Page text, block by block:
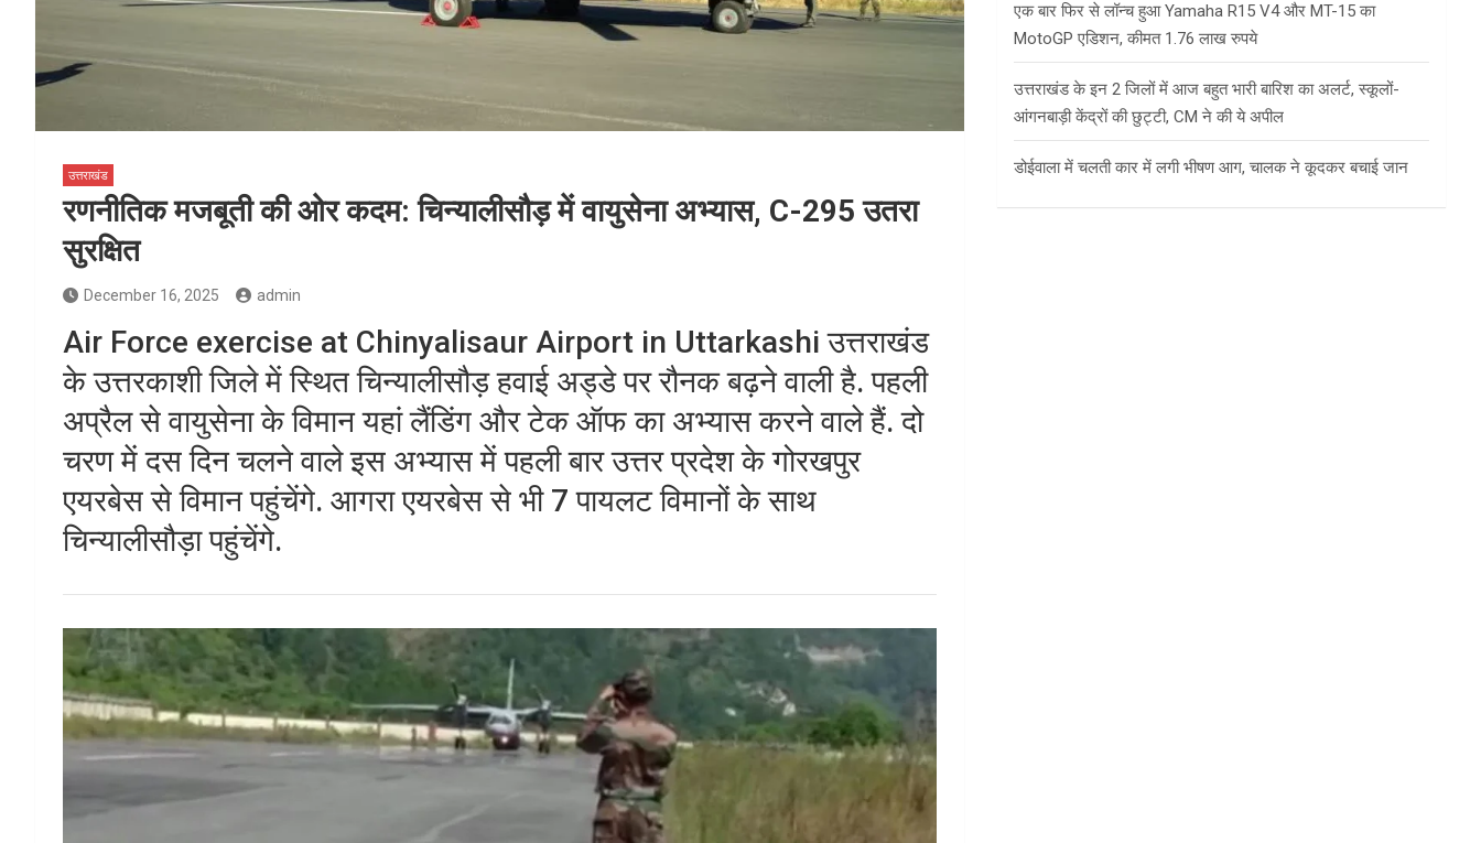
उत्तराखंड
रणनीतिक मजबूती की ओर कदम: चिन्यालीसौड़ में वायुसेना अभ्यास, C-295 उतरा
सुरक्षित
December 16, 2025 admin
Air Force exercise at Chinyalisaur Airport in Uttarkashi उत्तराखंड
के उत्तरकाशी जिले में स्थित चिन्यालीसौड़ हवाई अड्डे पर रौनक बढ़ने वाली है. पहली
अप्रैल से वायुसेना के विमान यहां लैंडिंग और टेक ऑफ का अभ्यास करने वाले हैं. दो
चरण में दस दिन चलने वाले इस अभ्यास में पहली बार उत्तर प्रदेश के गोरखपुर
एयरबेस से विमान पहुंचेंगे. आगरा एयरबेस से भी 7 पायलट विमानों के साथ
चिन्यालीसौड़ा पहुंचेंगे.
एक बार फिर से लॉन्च हुआ Yamaha R15 V4 और MT-15 का
MotoGP एडिशन, कीमत 1.76 लाख रुपये
उत्तराखंड के इन 2 जिलों में आज बहुत भारी बारिश का अलर्ट, स्कूलों-
आंगनबाड़ी केंद्रों की छुट्टी, CM ने की ये अपील
डोईवाला में चलती कार में लगी भीषण आग, चालक ने कूदकर बचाई जान